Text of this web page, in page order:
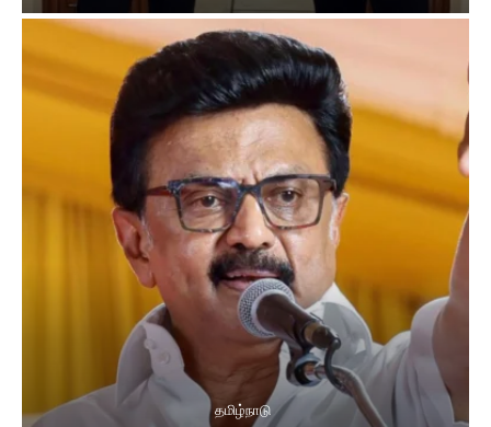
தமிழ்நாடு